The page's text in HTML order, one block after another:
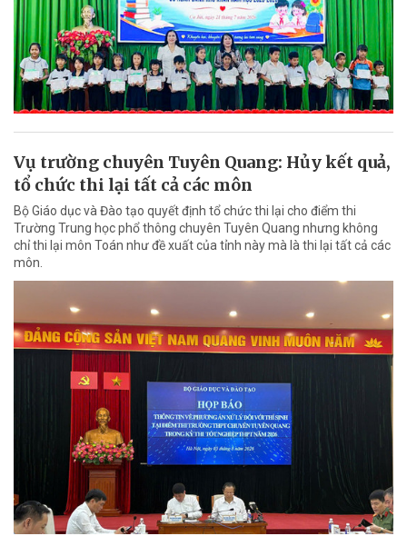
Vụ trường chuyên Tuyên Quang: Hủy kết quả,
tổ chức thi lại tất cả các môn
Bộ Giáo dục và Đào tạo quyết định tổ chức thi lại cho điểm thi
Trường Trung học phổ thông chuyên Tuyên Quang nhưng không
chỉ thi lại môn Toán như đề xuất của tỉnh này mà là thi lại tất cả các
môn.